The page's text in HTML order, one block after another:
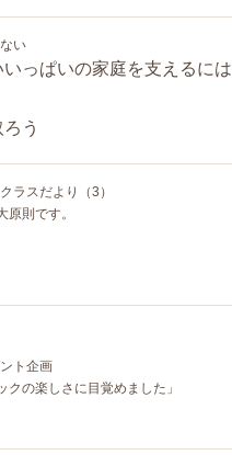
い
っぱいの家庭を支えるには
う
ラスだより（3）
原則です。
ト企画
クの楽しさに目覚めました」